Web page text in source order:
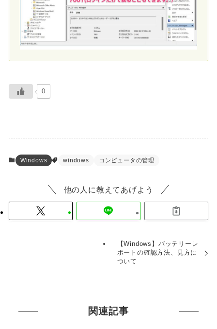
0
Windows windows コンピュータの管理
他の人に教えてあげよう
【Windows】バッテリーレ
ポートの確認方法、見方に
ついて
関連記事